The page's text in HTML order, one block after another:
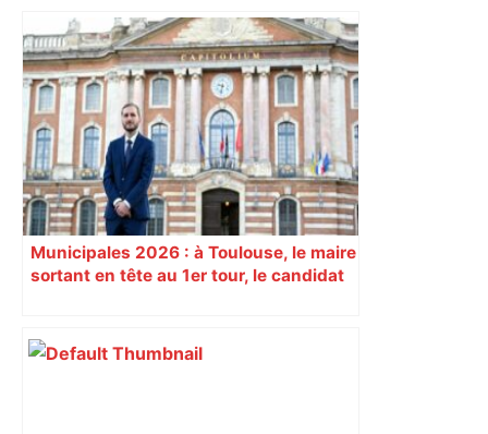
« Rien d'inquiétant » pour Guillaume
Restes, le gardien de Toulouse, après
sa sortie à Metz – L'Équipe
Municipales 2026 : à Toulouse, le maire
sortant en tête au 1er tour, le candidat